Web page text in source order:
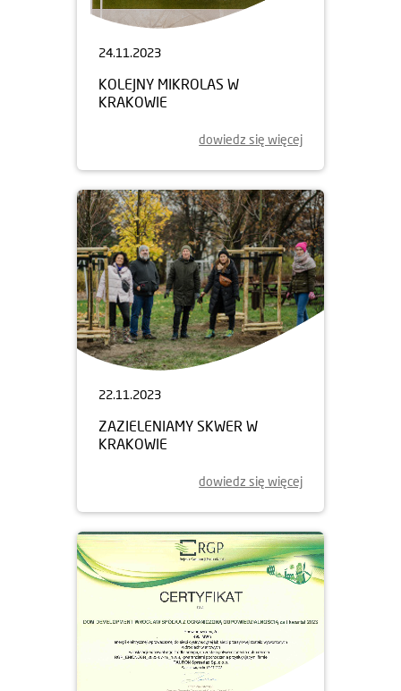
24.11.2023
KOLEJNY MIKROLAS W
KRAKOWIE
dowiedz się więcej
22.11.2023
ZAZIELENIAMY SKWER W
KRAKOWIE
dowiedz się więcej